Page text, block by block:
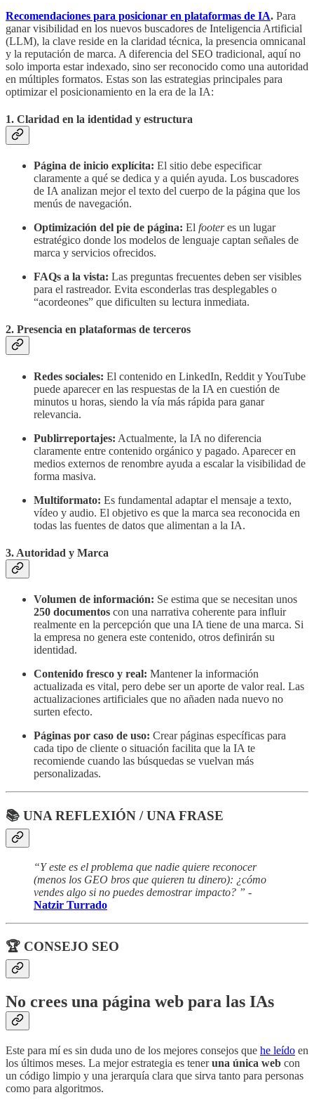
Recomendaciones para posicionar en plataformas de IA. Para
ganar visibilidad en los nuevos buscadores de Inteligencia Artificial
(LLM), la clave reside en la claridad técnica, la presencia omnicanal
y la reputación de marca. A diferencia del SEO tradicional, aquí no
solo importa estar indexado, sino ser reconocido como una autoridad
en múltiples formatos. Estas son las estrategias principales para
optimizar el posicionamiento en la era de la IA:
1. Claridad en la identidad y estructura
Página de inicio explícita: El sitio debe especificar
claramente a qué se dedica y a quién ayuda. Los buscadores
de IA analizan mejor el texto del cuerpo de la página que los
menús de navegación.
Optimización del pie de página: El footeres un lugar
estratégico donde los modelos de lenguaje captan señales de
marca y servicios ofrecidos.
FAQs a la vista: Las preguntas frecuentes deben ser visibles
para el rastreador. Evita esconderlas tras desplegables o
“acordeones” que dificulten su lectura inmediata.
2. Presencia en plataformas de terceros
Redes sociales: El contenido en LinkedIn, Reddit y YouTube
puede aparecer en las respuestas de la IA en cuestión de
minutos u horas, siendo la vía más rápida para ganar
relevancia.
Publirreportajes: Actualmente, la IA no diferencia
claramente entre contenido orgánico y pagado. Aparecer en
medios externos de renombre ayuda a escalar la visibilidad de
forma masiva.
Multiformato: Es fundamental adaptar el mensaje a texto,
vídeo y audio. El objetivo es que la marca sea reconocida en
todas las fuentes de datos que alimentan a la IA.
3. Autoridad y Marca
Volumen de información: Se estima que se necesitan unos
250 documentos con una narrativa coherente para influir
realmente en la percepción que una IA tiene de una marca. Si
la empresa no genera este contenido, otros definirán su
identidad.
Contenido fresco y real: Mantener la información
actualizada es vital, pero debe ser un aporte de valor real. Las
actualizaciones artificiales que no añaden nada nuevo no
surten efecto.
Páginas por caso de uso: Crear páginas específicas para
cada tipo de cliente o situación facilita que la IA te
recomiende cuando las búsquedas se vuelvan más
personalizadas.
📚 UNA REFLEXIÓN / UNA FRASE
“Y este es el problema que nadie quiere reconocer
(menos los GEO bros que quieren tu dinero): ¿cómo
vendes algo si no puedes demostrar impacto? ” -
Natzir Turrado
🏆 CONSEJO SEO
No crees una página web para las IAs
Este para mí es sin duda uno de los mejores consejos que he leído en
los últimos meses. La mejor estrategia es teneruna única web con
un código limpio y una jerarquía clara que sirva tanto para personas
como para algoritmos.